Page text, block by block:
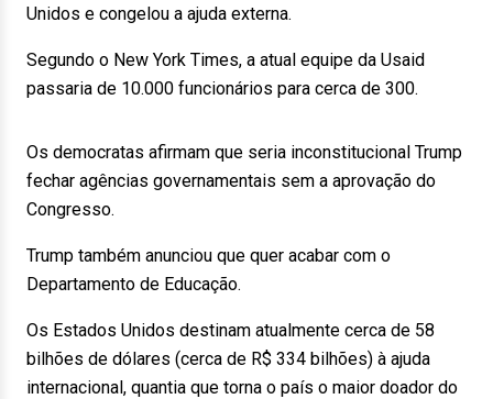
Unidos e congelou a ajuda externa.
Segundo o New York Times, a atual equipe da Usaid
passaria de 10.000 funcionários para cerca de 300.
Os democratas afirmam que seria inconstitucional Trump
fechar agências governamentais sem a aprovação do
Congresso.
Trump também anunciou que quer acabar com o
Departamento de Educação.
Os Estados Unidos destinam atualmente cerca de 58
bilhões de dólares (cerca de R$ 334 bilhões) à ajuda
internacional, quantia que torna o país o maior doador do